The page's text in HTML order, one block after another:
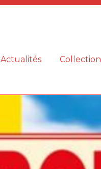
Actualités Collection